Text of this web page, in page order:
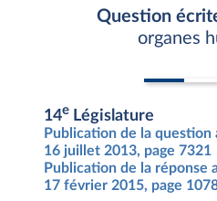
Question
organes
14e Législature
Publication de la question
16 juillet 2013, page 7321
Publication de la réponse
17 février 2015, page